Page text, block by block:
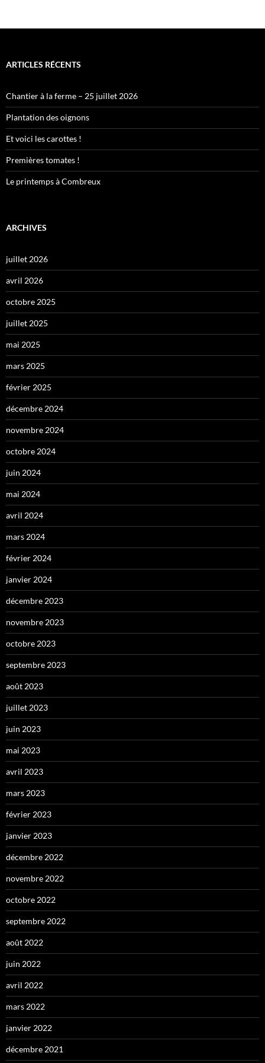
articles
ARTICLES RÉCENTS
Chantier à la ferme – 25 juillet 2026
Plantation des oignons
Et voici les carottes !
Premières tomates !
Le printemps à Combreux
ARCHIVES
juillet 2026
avril 2026
octobre 2025
juillet 2025
mai 2025
mars 2025
février 2025
décembre 2024
novembre 2024
octobre 2024
juin 2024
mai 2024
avril 2024
mars 2024
février 2024
janvier 2024
décembre 2023
novembre 2023
octobre 2023
septembre 2023
août 2023
juillet 2023
juin 2023
mai 2023
avril 2023
mars 2023
février 2023
janvier 2023
décembre 2022
novembre 2022
octobre 2022
septembre 2022
août 2022
juin 2022
avril 2022
mars 2022
janvier 2022
décembre 2021